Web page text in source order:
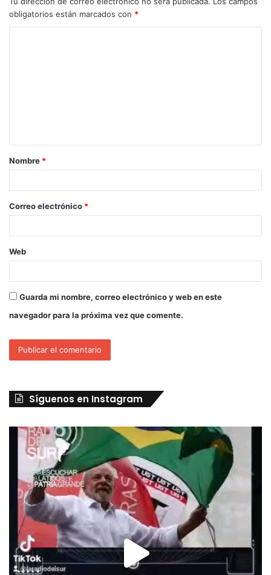
obligatorios están marcados con *
Nombre *
Correo electrónico *
Web
Guarda mi nombre, correo electrónico y web en este
navegador para la próxima vez que comente.
Síguenos en Instagram